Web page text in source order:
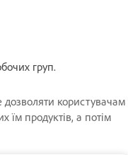
груп.
користувачам
їм продуктів, а потім